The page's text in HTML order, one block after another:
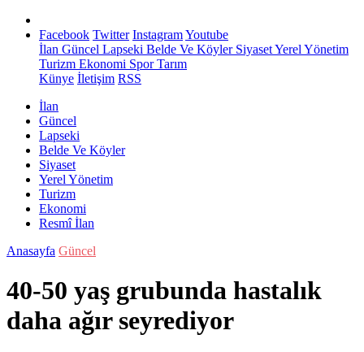
Facebook Twitter InstagramYoutube
İlan Güncel Lapseki Belde Ve KöylerSiyasetYerel Yönetim
Turizm Ekonomi SporTarım
Künye İletişim RSS
İlan
Güncel
Lapseki
Belde Ve Köyler
Siyaset
Yerel Yönetim
Turizm
Ekonomi
Resmî İlan
Anasayfa Güncel
40-50 yaş grubunda hastalık
daha ağır seyrediyor